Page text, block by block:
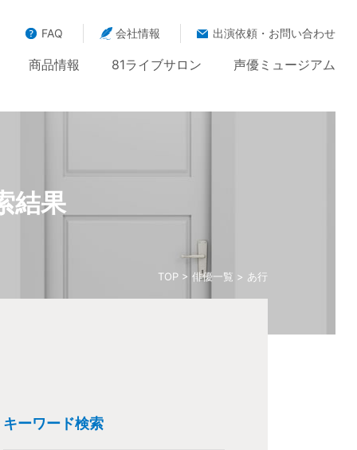
FAQ 会社情報 出演依頼・お問い合わせ
商品情報 81ライブサロン 声優ミュージアム
TOP> 俳優一覧 > あ行
結果
キーワード検索